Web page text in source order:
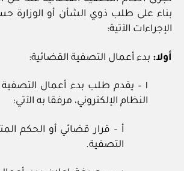
بناء على طلب ذوي الشأن أو الوزارة
الإجراءات الآتية:
أولا: بدء أعمال التصفية القضائية:
١ – يقدم طلب بدء أعمال
النظام الإلكتروني، مرفقا به الآتي:
أ – قرار قضائي أو الحكم
التصفية.